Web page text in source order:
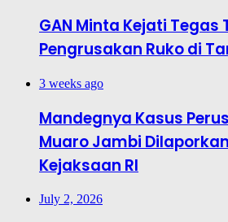
GAN Minta Kejati Tegas
Pengrusakan Ruko di
3 weeks ago
Mandegnya Kasus
Muaro Jambi
Kejaksaan RI
July 2, 2026